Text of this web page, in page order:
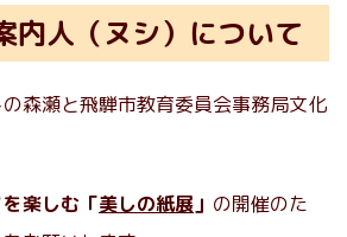
内人（ヌシ）について
森瀬と飛騨市教育委員会事務局文化
楽しむ「美しの紙展 」 の開催のた